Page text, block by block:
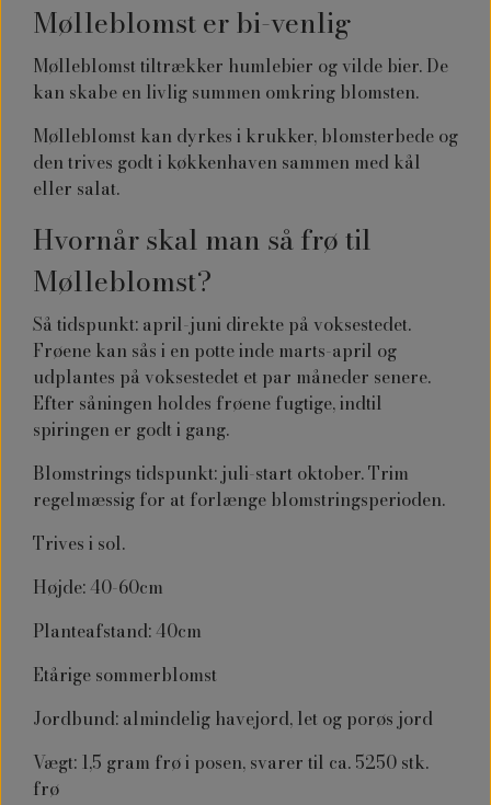
Mølleblomst er bi-venlig
Mølleblomst tiltrækker humlebier og vilde bier. De
kan skabe en livlig summen omkring blomsten.
Mølleblomst kan dyrkes i krukker, blomsterbede og
den trives godt i køkkenhaven sammen med kål
eller salat.
Hvornår skal man så frø til
Mølleblomst?
Så tidspunkt: april-juni direkte på voksestedet.
Frøene kan sås i en potte inde marts-april og
udplantes på voksestedet et par måneder senere.
Efter såningen holdes frøene fugtige, indtil
spiringen er godt i gang.
Blomstrings tidspunkt: juli-start oktober. Trim
regelmæssig for at forlænge blomstringsperioden.
Trives i sol.
Højde: 40-60cm
Planteafstand: 40cm
Etårige sommerblomst
Jordbund: almindelig havejord, let og porøs jord
Vægt: 1,5 gram frø i posen, svarer til ca. 5250 stk.
frø